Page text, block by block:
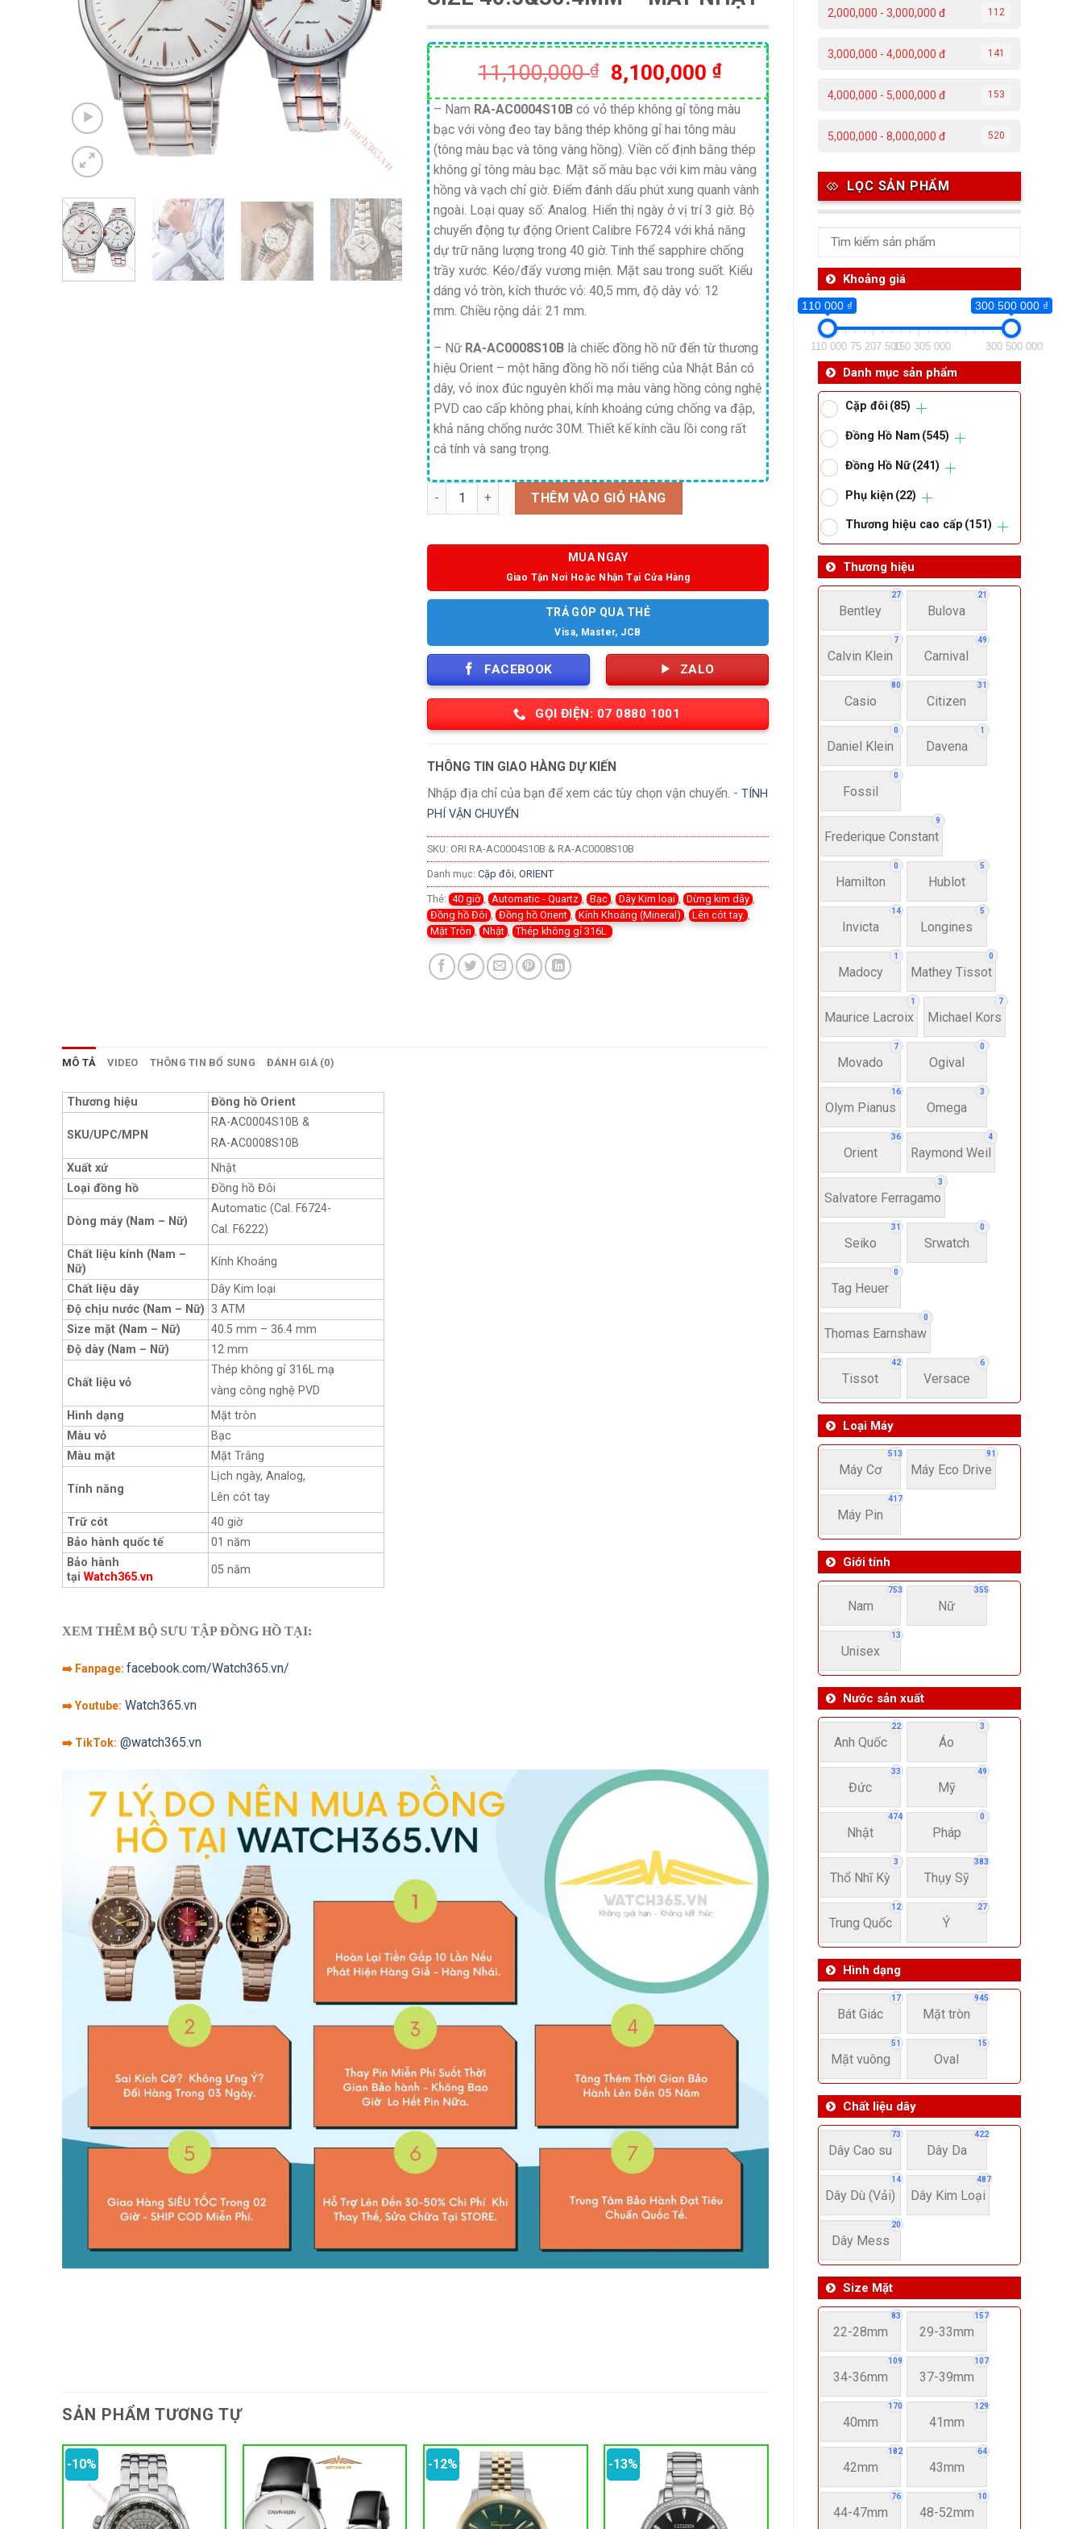
2,000,000 - 3,000,000 đ 112
3,000,000 - 4,000,000 đ 141
4,000,000 - 5,000,000 đ 153
5,000,000 - 8,000,000 đ 520
LỌC SẢN PHẨM
Khoảng giá
110 000 ₫ 300 500 000 ₫
110 000 75 207 500150 305 000 300 500 000
Danh mục sản phẩm
Cặp đôi (85)
Đồng Hồ Nam (545)
Đồng Hồ Nữ (241)
Phụ kiện (22)
Thương hiệu cao cấp (151)
Thương hiệu
27
Bentley
21
Bulova
7
Calvin Klein
49
Carnival
80
Casio
31
Citizen
0
Daniel Klein
1
Davena
0
Fossil
9
Frederique Constant
0
Hamilton
5
Hublot
14
Invicta
5
Longines
1
Madocy
0
Mathey Tissot
1
Maurice Lacroix
7
Michael Kors
7
Movado
0
Ogival
16
Olym Pianus
3
Omega
36
Orient
4
Raymond Weil
3
Salvatore Ferragamo
31
Seiko
0
Srwatch
0
Tag Heuer
0
Thomas Earnshaw
42
Tissot
6
Versace
Loại Máy
513
Máy Cơ
91
Máy Eco Drive
417
Máy Pin
Giới tính
753
Nam
355
Nữ
13
Unisex
Nước sản xuất
22
Anh Quốc
3
Áo
33
Đức
49
Mỹ
474
Nhật
0
Pháp
3
Thổ Nhĩ Kỳ
383
Thụy Sỹ
12
Trung Quốc
27
Ý
Hình dạng
17
Bát Giác
945
Mặt tròn
51
Mặt vuông
15
Oval
Chất liệu dây
73
Dây Cao su
422
Dây Da
14
Dây Dù (Vải)
487
Dây Kim Loại
20
Dây Mess
Size Mặt
83
22-28mm
157
29-33mm
109
34-36mm
107
37-39mm
170
40mm
129
41mm
182
42mm
64
43mm
76
44-47mm
10
48-52mm
11,100,000₫
Giá
gốc
là:
11,100,000 ₫.
8,100,000₫Giá
hiện
tại
là:
8,100,000 ₫.
– Nam RA-AC0004S10B có vỏ thép không gỉ tông màu
bạc với vòng đeo tay bằng thép không gỉ hai tông màu
(tông màu bạc và tông vàng hồng). Viền cố định bằng thép
không gỉ tông màu bạc. Mặt số màu bạc với kim màu vàng
hồng và vạch chỉ giờ. Điểm đánh dấu phút xung quanh vành
ngoài. Loại quay số: Analog. Hiển thị ngày ở vị trí 3 giờ. Bộ
chuyển động tự động Orient Calibre F6724 với khả năng
dự trữ năng lượng trong 40 giờ. Tinh thể sapphire chống
trầy xước. Kéo/đẩy vương miện. Mặt sau trong suốt. Kiểu
dáng vỏ tròn, kích thước vỏ: 40,5 mm, độ dày vỏ: 12
mm. Chiều rộng dải: 21 mm.
– Nữ RA-AC0008S10B là chiếc đồng hồ nữ đến từ thương
hiệu Orient – một hãng đồng hồ nổi tiếng của Nhật Bản có
dây, vỏ inox đúc nguyên khối mạ màu vàng hồng công nghệ
PVD cao cấp không phai, kính khoáng cứng chống va đập,
khả năng chống nước 30M. Thiết kế kính cầu lồi cong rất
cá tính và sang trọng.
Số lượng THÊM VÀO GIỎ HÀNG
MUA NGAY
Giao Tận Nơi Hoặc Nhận Tại Cửa Hàng
TRẢ GÓP QUA THẺ
Visa, Master, JCB
FACEBOOK ZALO
GỌI ĐIỆN: 07 0880 1001
THÔNG TIN GIAO HÀNG DỰ KIẾN
Nhập địa chỉ của bạn để xem các tùy chọn vận chuyển. -TÍNH
PHÍ VẬN CHUYỂN
SKU: ORI RA-AC0004S10B & RA-AC0008S10B
Danh mục:Cặp đôi ,ORIENT
Thẻ: 40 giờ , Automatic - Quartz , Bạc , Dây Kim loại , Dừng kim dây
Đồng hồ Đôi
, Đồng hồ Orient , Kính Khoáng (Mineral) , Lên cót tay.
Mặt Tròn
, Nhật , Thép không gỉ 316L
MÔ TẢ VIDEO THÔNG TIN BỔ SUNG ĐÁNH GIÁ (0)
Thương hiệu Đồng hồ Orient
SKU/UPC/MPN
RA-AC0004S10B &
RA-AC0008S10B
Xuất xứ
Nhật
Loại đồng hồ
Đồng hồ Đôi
Dòng máy (Nam – Nữ)
Automatic (Cal. F6724-
Cal. F6222)
Chất liệu kính (Nam –
Nữ)
Kính Khoáng
Chất liệu dây
Dây Kim loại
Độ chịu nước (Nam – Nữ) 3 ATM
Size mặt (Nam – Nữ)
40.5 mm – 36.4 mm
Độ dày (Nam – Nữ)
12 mm
Chất liệu vỏ
Thép không gỉ 316L mạ
vàng công nghệ PVD
Hình dạng
Mặt tròn
Màu vỏ
Bạc
Màu mặt
Mặt Trắng
Tính năng
Lịch ngày, Analog,
Lên cót tay
Trữ cót
40 giờ
Bảo hành quốc tế
01 năm
Bảo hành
tại Watch365.vn
05 năm
XEM THÊM BỘ SƯU TẬP ĐỒNG HỒ TẠI:
➡️ Fanpage: facebook.com/Watch365.vn/
➡️ Youtube: Watch365.vn
➡️ TikTok: @watch365.vn
SẢN PHẨM TƯƠNG TỰ
-10% -12% -13%